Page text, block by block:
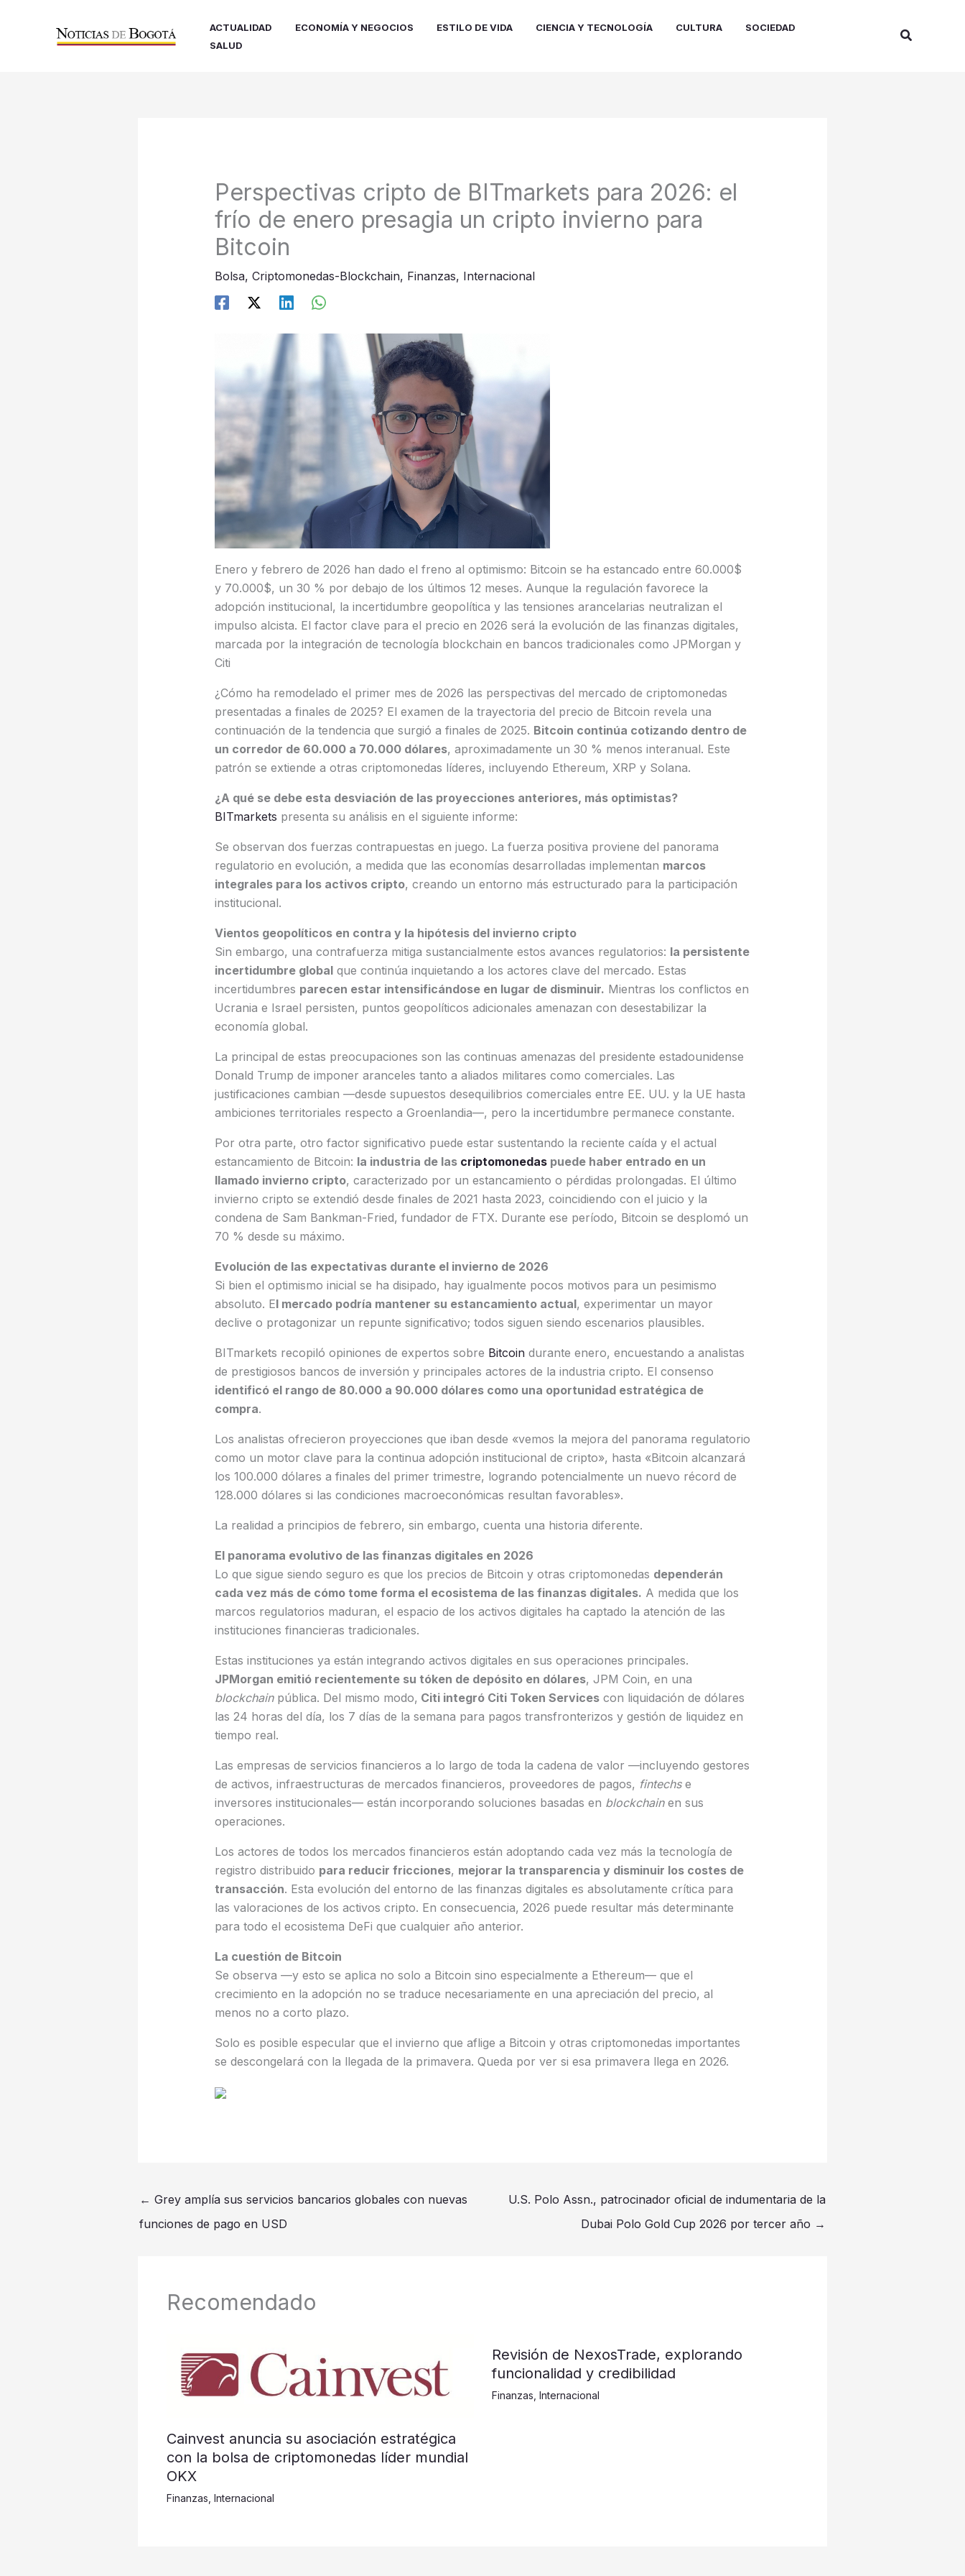
ACTUALIDAD ECONOMÍA Y NEGOCIOS ESTILO DE VIDA CIENCIA Y TECNOLOGÍA CULTURA
SOCIEDAD
SALUD
Buscar
Perspectivas cripto de BITmarkets para 2026: el
frío de enero presagia un cripto invierno para
Bitcoin
Bolsa, Criptomonedas-Blockchain, Finanzas, Internacional
Enero y febrero de 2026 han dado el freno al optimismo: Bitcoin se ha estancado entre 60.000$
y 70.000$, un 30 % por debajo de los últimos 12 meses. Aunque la regulación favorece la
adopción institucional, la incertidumbre geopolítica y las tensiones arancelarias neutralizan el
impulso alcista. El factor clave para el precio en 2026 será la evolución de las finanzas digitales,
marcada por la integración de tecnología blockchain en bancos tradicionales como JPMorgan y
Citi
¿Cómo ha remodelado el primer mes de 2026 las perspectivas del mercado de criptomonedas
presentadas a finales de 2025? El examen de la trayectoria del precio de Bitcoin revela una
continuación de la tendencia que surgió a finales de 2025. Bitcoin continúa cotizando dentro de
un corredor de 60.000 a 70.000 dólares, aproximadamente un 30 % menos interanual. Este
patrón se extiende a otras criptomonedas líderes, incluyendo Ethereum, XRP y Solana.
¿A qué se debe esta desviación de las proyecciones anteriores, más optimistas?
BITmarkets presenta su análisis en el siguiente informe:
Se observan dos fuerzas contrapuestas en juego. La fuerza positiva proviene del panorama
regulatorio en evolución, a medida que las economías desarrolladas implementan marcos
integrales para los activos cripto, creando un entorno más estructurado para la participación
institucional.
Vientos geopolíticos en contra y la hipótesis del invierno cripto
Sin embargo, una contrafuerza mitiga sustancialmente estos avances regulatorios: la persistente
incertidumbre globalque continúa inquietando a los actores clave del mercado. Estas
incertidumbres parecen estar intensificándose en lugar de disminuir. Mientras los conflictos en
Ucrania e Israel persisten, puntos geopolíticos adicionales amenazan con desestabilizar la
economía global.
La principal de estas preocupaciones son las continuas amenazas del presidente estadounidense
Donald Trump de imponer aranceles tanto a aliados militares como comerciales. Las
justificaciones cambian —desde supuestos desequilibrios comerciales entre EE. UU. y la UE hasta
ambiciones territoriales respecto a Groenlandia—, pero la incertidumbre permanece constante.
Por otra parte, otro factor significativo puede estar sustentando la reciente caída y el actual
estancamiento de Bitcoin: la industria de las criptomonedaspuede haber entrado en un
llamado invierno cripto, caracterizado por un estancamiento o pérdidas prolongadas. El último
invierno cripto se extendió desde finales de 2021 hasta 2023, coincidiendo con el juicio y la
condena de Sam Bankman-Fried, fundador de FTX. Durante ese período, Bitcoin se desplomó un
70 % desde su máximo.
Evolución de las expectativas durante el invierno de 2026
Si bien el optimismo inicial se ha disipado, hay igualmente pocos motivos para un pesimismo
absoluto. El mercado podría mantener su estancamiento actual, experimentar un mayor
declive o protagonizar un repunte significativo; todos siguen siendo escenarios plausibles.
BITmarkets recopiló opiniones de expertos sobre Bitcoindurante enero, encuestando a analistas
de prestigiosos bancos de inversión y principales actores de la industria cripto. El consenso
identificó el rango de 80.000 a 90.000 dólares como una oportunidad estratégica de
compra.
Los analistas ofrecieron proyecciones que iban desde «vemos la mejora del panorama regulatorio
como un motor clave para la continua adopción institucional de cripto», hasta «Bitcoin alcanzará
los 100.000 dólares a finales del primer trimestre, logrando potencialmente un nuevo récord de
128.000 dólares si las condiciones macroeconómicas resultan favorables».
La realidad a principios de febrero, sin embargo, cuenta una historia diferente.
El panorama evolutivo de las finanzas digitales en 2026
Lo que sigue siendo seguro es que los precios de Bitcoin y otras criptomonedas dependerán
cada vez más de cómo tome forma el ecosistema de las finanzas digitales. A medida que los
marcos regulatorios maduran, el espacio de los activos digitales ha captado la atención de las
instituciones financieras tradicionales.
Estas instituciones ya están integrando activos digitales en sus operaciones principales.
JPMorgan emitió recientemente su tóken de depósito en dólares, JPM Coin, en una
blockchainpública. Del mismo modo, Citi integró Citi Token Servicescon liquidación de dólares
las 24 horas del día, los 7 días de la semana para pagos transfronterizos y gestión de liquidez en
tiempo real.
Las empresas de servicios financieros a lo largo de toda la cadena de valor —incluyendo gestores
de activos, infraestructuras de mercados financieros, proveedores de pagos, fintechse
inversores institucionales— están incorporando soluciones basadas en blockchainen sus
operaciones.
Los actores de todos los mercados financieros están adoptando cada vez más la tecnología de
registro distribuido para reducir fricciones, mejorar la transparencia y disminuir los costes de
transacción. Esta evolución del entorno de las finanzas digitales es absolutamente crítica para
las valoraciones de los activos cripto. En consecuencia, 2026 puede resultar más determinante
para todo el ecosistema DeFi que cualquier año anterior.
La cuestión de Bitcoin
Se observa —y esto se aplica no solo a Bitcoin sino especialmente a Ethereum— que el
crecimiento en la adopción no se traduce necesariamente en una apreciación del precio, al
menos no a corto plazo.
Solo es posible especular que el invierno que aflige a Bitcoin y otras criptomonedas importantes
se descongelará con la llegada de la primavera. Queda por ver si esa primavera llega en 2026.
← Grey amplía sus servicios bancarios globales con nuevas
funciones de pago en USD
U.S. Polo Assn., patrocinador oficial de indumentaria de la
Dubai Polo Gold Cup 2026 por tercer año →
Recomendado
Cainvest anuncia su asociación estratégica
con la bolsa de criptomonedas líder mundial
OKX
Finanzas Internacional
Revisión de NexosTrade, explorando
funcionalidad y credibilidad
Finanzas Internacional